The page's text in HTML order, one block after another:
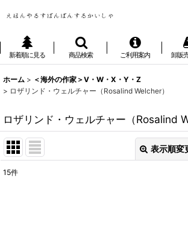
新着順に見る 商品検索 ご利用案内 卸販
ホーム > ＜海外の作家＞V・W・X・Y・Z
> ロザリンド・ウェルチャー（Rosalind Welcher）
ロザリンド・ウェルチャー（Rosalind
表示順変
15件